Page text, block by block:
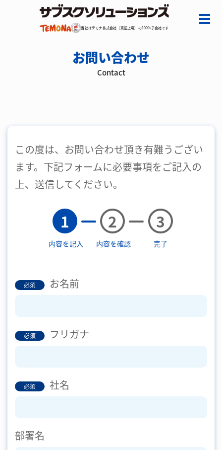
当社はテモナ株式会社（東証上場）の100%子会社です
お問い合わせ
Contact
この度は、お問い合わせ頂き有難うござい
ます。下記フォームに必要事項をご記入の
上、送信してください。
1
内容を記入
2
内容を確認
3
完了
必須 お名前
必須 フリガナ
必須 社名
部署名